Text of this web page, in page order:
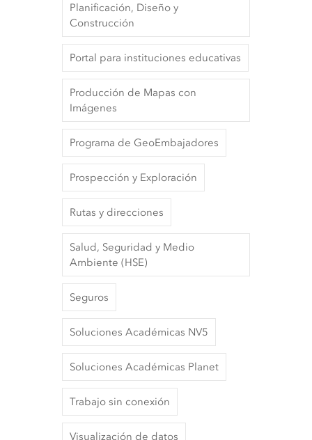
Planificación, Diseño y
Construcción
Portal para instituciones educativas
Producción de Mapas con
Imágenes
Programa de GeoEmbajadores
Prospección y Exploración
Rutas y direcciones
Salud, Seguridad y Medio
Ambiente (HSE)
Seguros
Soluciones Académicas NV5
Soluciones Académicas Planet
Trabajo sin conexión
Visualización de datos